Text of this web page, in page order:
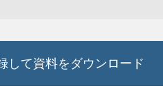
して資料をダウンロード